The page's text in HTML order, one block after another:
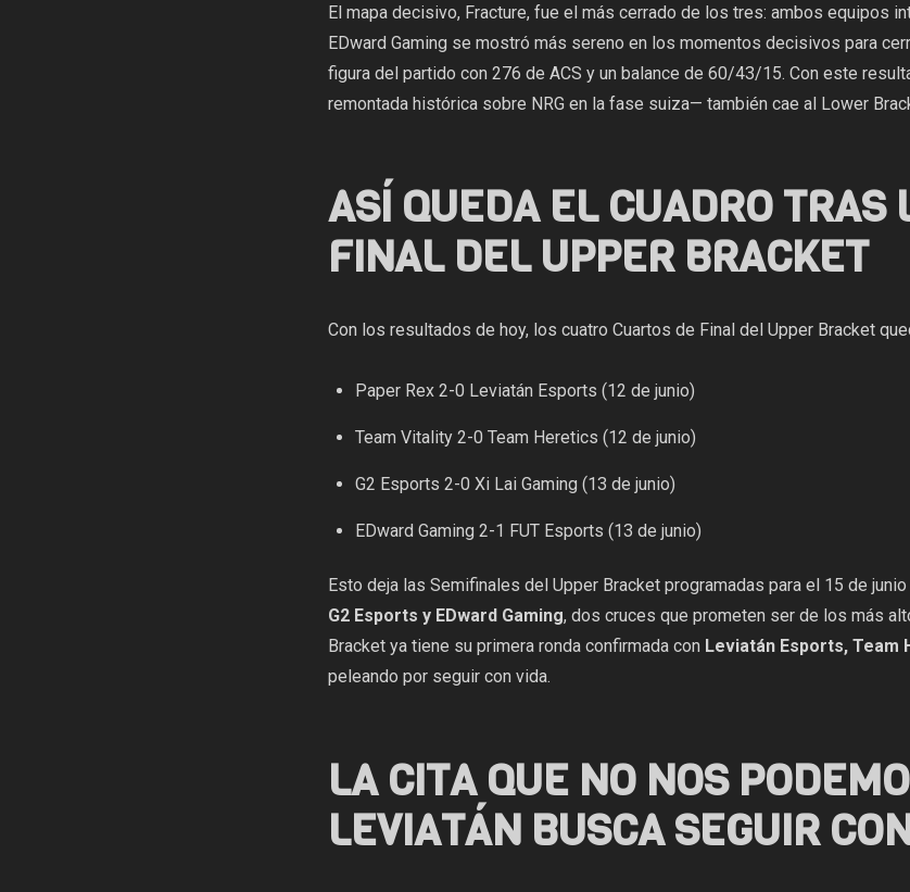
El mapa decisivo, Fracture, fue el más cerrado de los tres: ambos equipos
EDward Gaming se mostró más sereno en los momentos decisivos para
figura del partido con 276 de ACS y un balance de 60/43/15. Con este
remontada histórica sobre NRG en la fase suiza— también cae al Lower
ASÍ QUEDA EL CUADRO TRAS
FINAL DEL UPPER BRACKET
Con los resultados de hoy, los cuatro Cuartos de Final del Upper Bracket
Paper Rex 2-0 Leviatán Esports (12 de junio)
Team Vitality 2-0 Team Heretics (12 de junio)
G2 Esports 2-0 Xi Lai Gaming (13 de junio)
EDward Gaming 2-1 FUT Esports (13 de junio)
Esto deja las Semifinales del Upper Bracket programadas para el 15 de junio
G2 Esports y EDward Gaming, dos cruces que prometen ser de los más
Bracket ya tiene su primera ronda confirmada con Leviatán Esports, Team
peleando por seguir con vida.
LA CITA QUE NO NOS
LEVIATÁN BUSCA SEGUIR